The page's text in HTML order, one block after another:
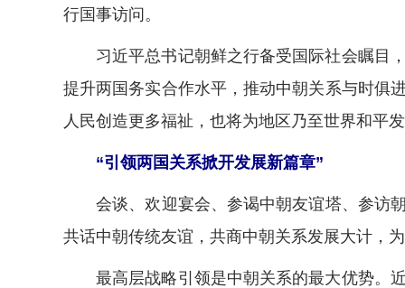
行国事访问。
习近平总书记朝鲜之行备受国际社会瞩目，
提升两国务实合作水平，推动中朝关系与时俱
人民创造更多福祉，也将为地区乃至世界和平
“引领两国关系掀开发展新篇章”
会谈、欢迎宴会、参谒中朝友谊塔、参访
共话中朝传统友谊，共商中朝关系发展大计，
最高层战略引领是中朝关系的最大优势。近